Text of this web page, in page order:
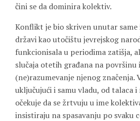
čini se da dominira kolektiv.
Konflikt je bio skriven unutar same
državi kao utočištu jevrejskog
funkcionisala u periodima zatišja,
slučaja otetih građana na površinu
(ne)razumevanje njenog značenja.
uključujući i samu vladu, od talaca
očekuje da se žrtvuju u ime
insistiraju na spasavanju po svaku